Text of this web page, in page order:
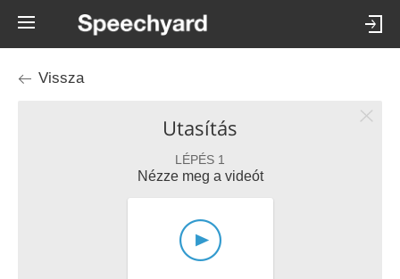
Vissza
Utasítás
LÉPÉS 1
Nézze meg a videót